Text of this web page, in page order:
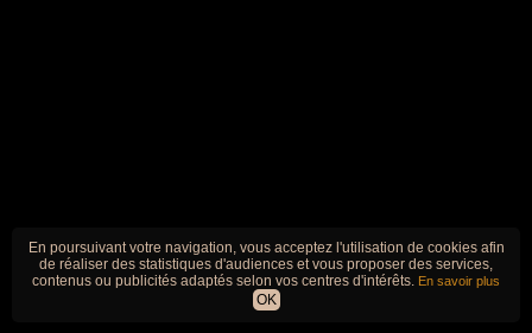
En poursuivant votre navigation, vous acceptez l'utilisation de cookies afin
de réaliser des statistiques d'audiences et vous proposer des services,
contenus ou publicités adaptés selon vos centres d'intérêts. En savoir plus
OK